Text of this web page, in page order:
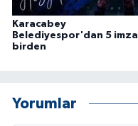
Karacabey
Belediyespor'dan 5 imza
birden
Yorumlar